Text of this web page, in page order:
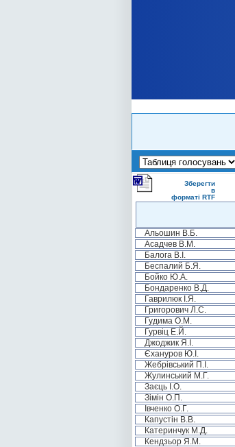
Зберегти
в
форматі RTF
Альошин В.Б.
Асадчев В.М.
Балога В.І.
Беспалий Б.Я.
Бойко Ю.А.
Бондаренко В.Д.
Гаврилюк І.Я.
Григорович Л.С.
Гудима О.М.
Гурвіц Е.Й.
Джоджик Я.І.
Єхануров Ю.І.
Жебрівський П.І.
Жулинський М.Г.
Заєць І.О.
Зімін О.П.
Івченко О.Г.
Капустін В.В.
Катеринчук М.Д.
Кендзьор Я.М.